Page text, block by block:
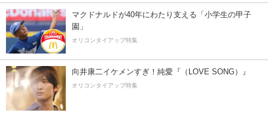
マクドナルドが40年にわたり支える「小学生の甲子
園」
オリコンタイアップ特集
向井康二イケメンすぎ！純愛『（LOVE SONG）』
オリコンタイアップ特集